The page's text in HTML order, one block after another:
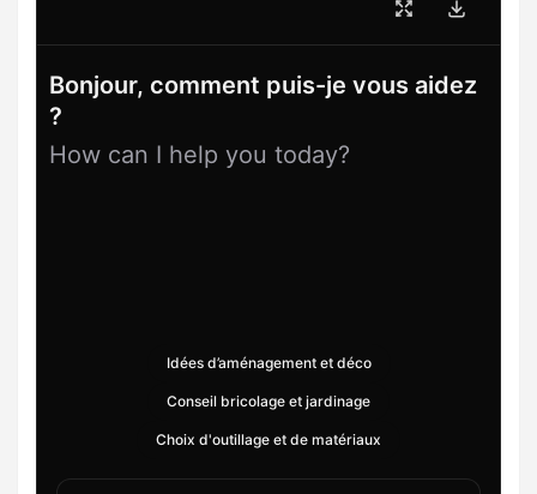
Bonjour, comment puis-je vous aidez
?
How can I help you today?
Idées d’aménagement et déco
Conseil bricolage et jardinage
Choix d'outillage et de matériaux